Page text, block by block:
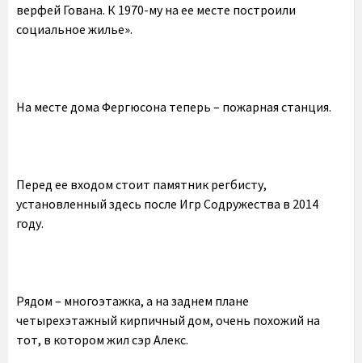
верфей Гована. К 1970-му на ее месте построили
социальное жилье».
На месте дома Фергюсона теперь – пожарная станция.
Перед ее входом стоит памятник регбисту,
установленный здесь после Игр Содружества в 2014
году.
Рядом – многоэтажка, а на заднем плане
четырехэтажный кирпичный дом, очень похожий на
тот, в котором жил сэр Алекс.